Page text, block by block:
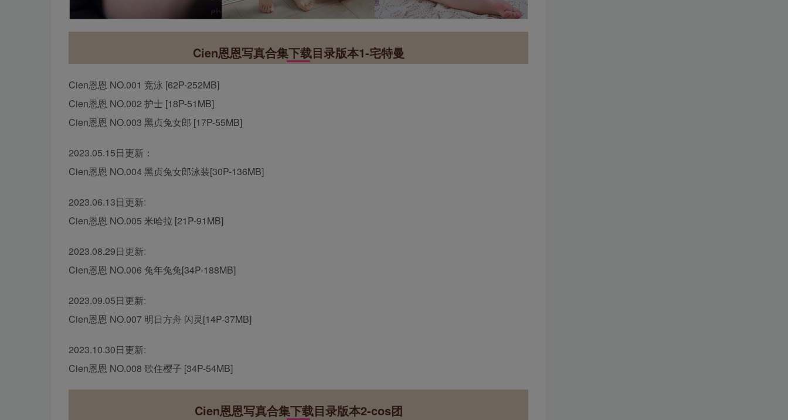
Cien恩恩写真合集下载目录版本1-宅特曼
Cien恩恩 NO.001 竞泳 [62P-252MB]
Cien恩恩 NO.002 护士 [18P-51MB]
Cien恩恩 NO.003 黑贞兔女郎 [17P-55MB]
2023.05.15日更新：
Cien恩恩 NO.004 黑贞兔女郎泳装[30P-136MB]
2023.06.13日更新:
Cien恩恩 NO.005 米哈拉 [21P-91MB]
2023.08.29日更新:
Cien恩恩 NO.006 兔年兔兔[34P-188MB]
2023.09.05日更新:
Cien恩恩 NO.007 明日方舟 闪灵[14P-37MB]
2023.10.30日更新:
Cien恩恩 NO.008 歌住樱子 [34P-54MB]
Cien恩恩写真合集下载目录版本2-cos团